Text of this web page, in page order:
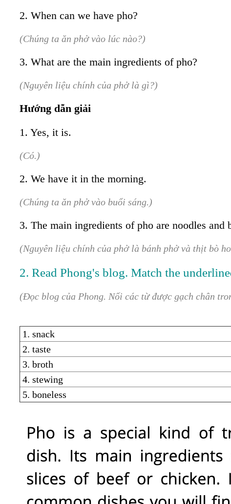
2. When can we have pho?
(Chúng ta ăn phở vào lúc nào?)
3. What are the main ingredients of pho?
(Nguyên liệu chính của phở là gì?)
Hướng dẫn giải
1. Yes, it is.
(Có.)
2. We have it in the morning.
(Chúng ta ăn phở vào buổi sáng.)
3. The main ingredients of pho are noodles
(Nguyên liệu chính của phở là bánh phở và thịt bò
2. Read Phong's blog. Match the
(Đọc blog của Phong. Nối các từ được gạch chân
1. snack
2. taste
3. broth
4. stewing
5. boneless